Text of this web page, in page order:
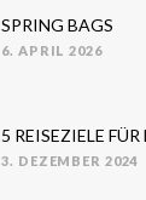
SPRING BAGS
POSTED
6. APRIL 2026
5 REISEZIELE
POSTED
3. DEZEMBER 2024